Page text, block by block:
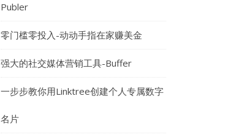
Publer
零门槛零投入-动动手指在家赚美金
强大的社交媒体营销工具-Buffer
一步步教你用Linktree创建个人专属数字
名片